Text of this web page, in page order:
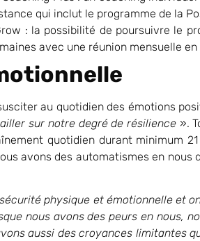
qui inclut le programme de la
: la possibilité de poursuivre le
avec une réunion mensuelle
au quotidien des émotions
sur notre degré de résilience ».
quotidien durant minimum
avons des automatismes en nous
physique et émotionnelle et
nous avons des peurs en nous,
aussi des croyances limitantes